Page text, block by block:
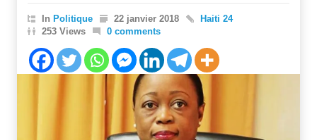
In Politique 22 janvier 2018
Haiti 24
253 Views
0 comments